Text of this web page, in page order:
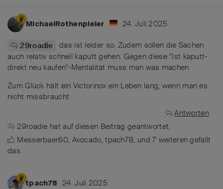
MichaelRothenpieler 24. Juli 2025
29roadie
das ist leider so. Zudem sollen die Sachen
auch relativ schnell kaputt gehen. Gegen diese "Ist kaputt-
direkt neu kaufen"-Mentalität muss man was machen
Zum Glück hält ein Victorinox ein Leben lang, wenn man es
nicht missbraucht
Antworten
29roadie hat auf diesen Beitrag geantwortet.
Messerbaer60, Avocado,tpach78, und7 weiteren gefällt
das.
tpach78 24. Juli 2025